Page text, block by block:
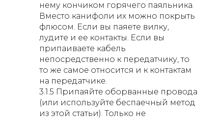
нему кончиком горячего паяльника.
Вместо канифоли их можно покрыть
флюсом. Если вы паяете вилку,
лудите и ее контакты. Если вы
припаиваете кабель
непосредственно к передатчику, то
то же самое относится и к контактам
на передатчике.
3.1.5 Припаяйте оборванные провода
(или используйте беспаечный метод
из этой статьи). Только не